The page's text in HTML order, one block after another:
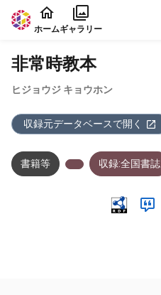
本文に飛ぶ
ホームギャラリー
非常時教本
ヒジョウジ キョウホン
収録元データベースで開く
書籍等 収録:全国書誌